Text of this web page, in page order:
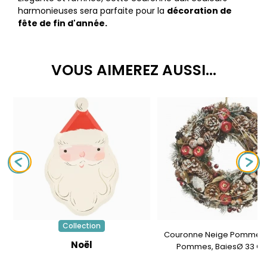
harmonieuses sera parfaite pour la décoration de
fête de fin d'année.
VOUS AIMEREZ AUSSI...
Collection
Noël
Couronne Neige Pomme
Pommes, BaiesØ 33